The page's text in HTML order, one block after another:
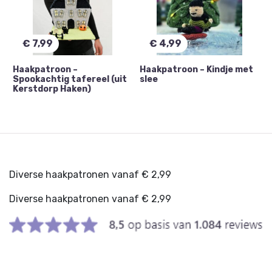
€ 7,99
Haakpatroon –
Spookachtig tafereel (uit
Kerstdorp Haken)
€ 4,99
Haakpatroon – Kindje met
slee
Diverse haakpatronen vanaf € 2,99
Diverse haakpatronen vanaf € 2,99